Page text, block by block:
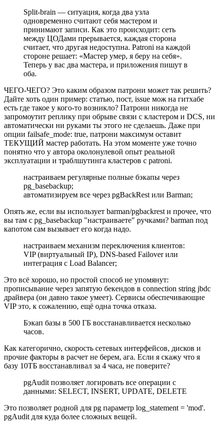
Split-brain — ситуация, когда два узла
одновременно считают себя мастером и
принимают записи. Как это происходит: сеть
между ЦОДами прерывается, каждая сторона
считает, что другая недоступна. Patroni на каждой
стороне решает: «Мастер умер, я беру на себя».
Теперь у вас два мастера, и приложения пишут в
оба.
ЧЕГО-ЧЕГО? Это каким образом патрони может так решить?
Дайте хоть один пример: статью, пост, issue мож на гитхабе
есть где такое у кого-то возникло? Патрони никогда не
запромоутит реплику при обрыве связи с кластером и DCS, ни
автоматически ни руками ты этого не сделаешь. Даже при
опции failsafe_mode: true, патрони максимум оставит
ТЕКУЩИЙ мастер работать. На этом моменте уже точно
понятно что у автора околонулевой опыт реальной
эксплуатации и траблшутинга кластеров с patroni.
настраиваем регулярные полные бэкапы через
pg_basebackup;
автоматизируем все через pgBackRest или Barman;
Опять же, если вы использует barman/pgbackrest и прочее, что
вы там с pg_basebackup "настраиваете" ручками? barman под
капотом сам вызывает его когда надо.
настраиваем механизм переключения клиентов:
VIP (виртуальный IP), DNS-based Failover или
интеграция с Load Balancer;
Это всё хорошо, но простой способ не упомянут:
прописывание через запятую бекендов в connection string jbdc
драйвера (он давно такое умеет). Сервисы обеспечивающие
VIP это, к сожалению, ещё одна точка отказа.
Бэкап базы в 500 ГБ восстанавливается несколько
часов.
Как категорично, скорость сетевых интерфейсов, дисков и
прочие факторы в расчет не берем, ага. Если я скажу что я
базу 10ТБ восстанавливал за 4 часа, не поверите?
pgAudit позволяет логировать все операции с
данными: SELECT, INSERT, UPDATE, DELETE
Это позволяет родной для pg параметр log_statement = 'mod'.
pgAudit для куда более сложных вещей.